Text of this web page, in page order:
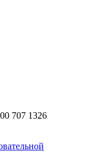
707 1326